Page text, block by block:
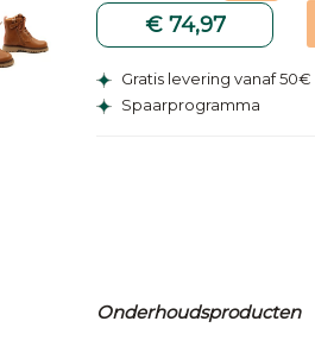
€ 74,97
Gratis levering vanaf 50€
Spaarprogramma
Onderhoudsproducten